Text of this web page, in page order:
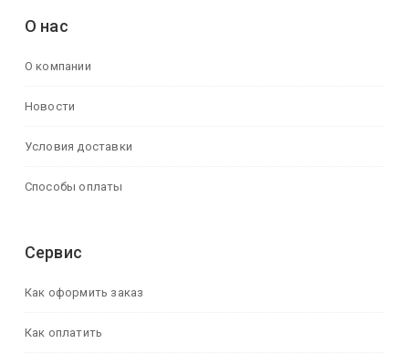
О нас
О компании
Новости
Условия доставки
Способы оплаты
Сервис
Как оформить заказ
Как оплатить